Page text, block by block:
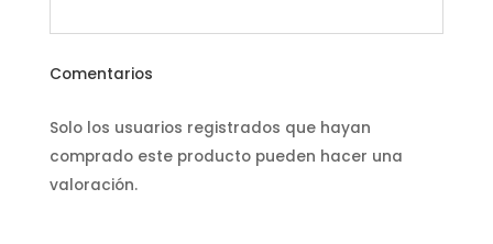
Comentarios
Solo los usuarios registrados que hayan
comprado este producto pueden hacer una
valoración.